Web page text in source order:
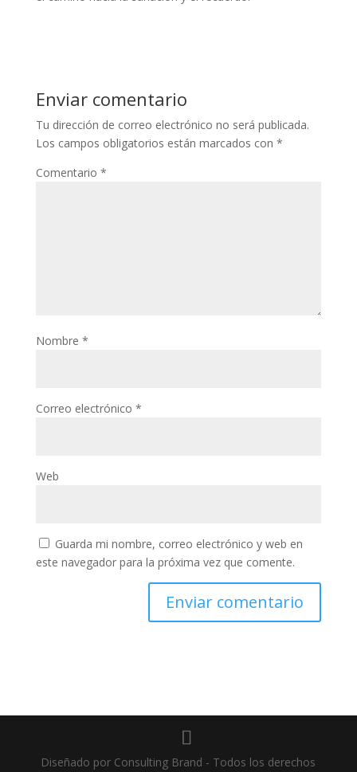
Enviar comentario
Tu dirección de correo electrónico no será publicada.
Los campos obligatorios están marcados con *
Comentario *
Nombre *
Correo electrónico *
Web
Guarda mi nombre, correo electrónico y web en
este navegador para la próxima vez que comente.
Diseñado por Consulting Brand - Todos los derechos